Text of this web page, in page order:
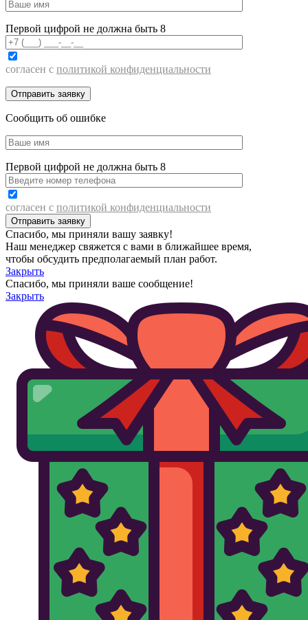
Первой цифрой не должна быть 8
согласен с политикой конфиденциальности
Сообщить об ошибке
Первой цифрой не должна быть 8
согласен с политикой конфиденциальности
Спасибо, мы приняли вашу заявку!
Наш менеджер свяжется с вами в ближайшее время,
чтобы обсудить предполагаемый план работ.
Закрыть
Спасибо, мы приняли ваше сообщение!
Закрыть